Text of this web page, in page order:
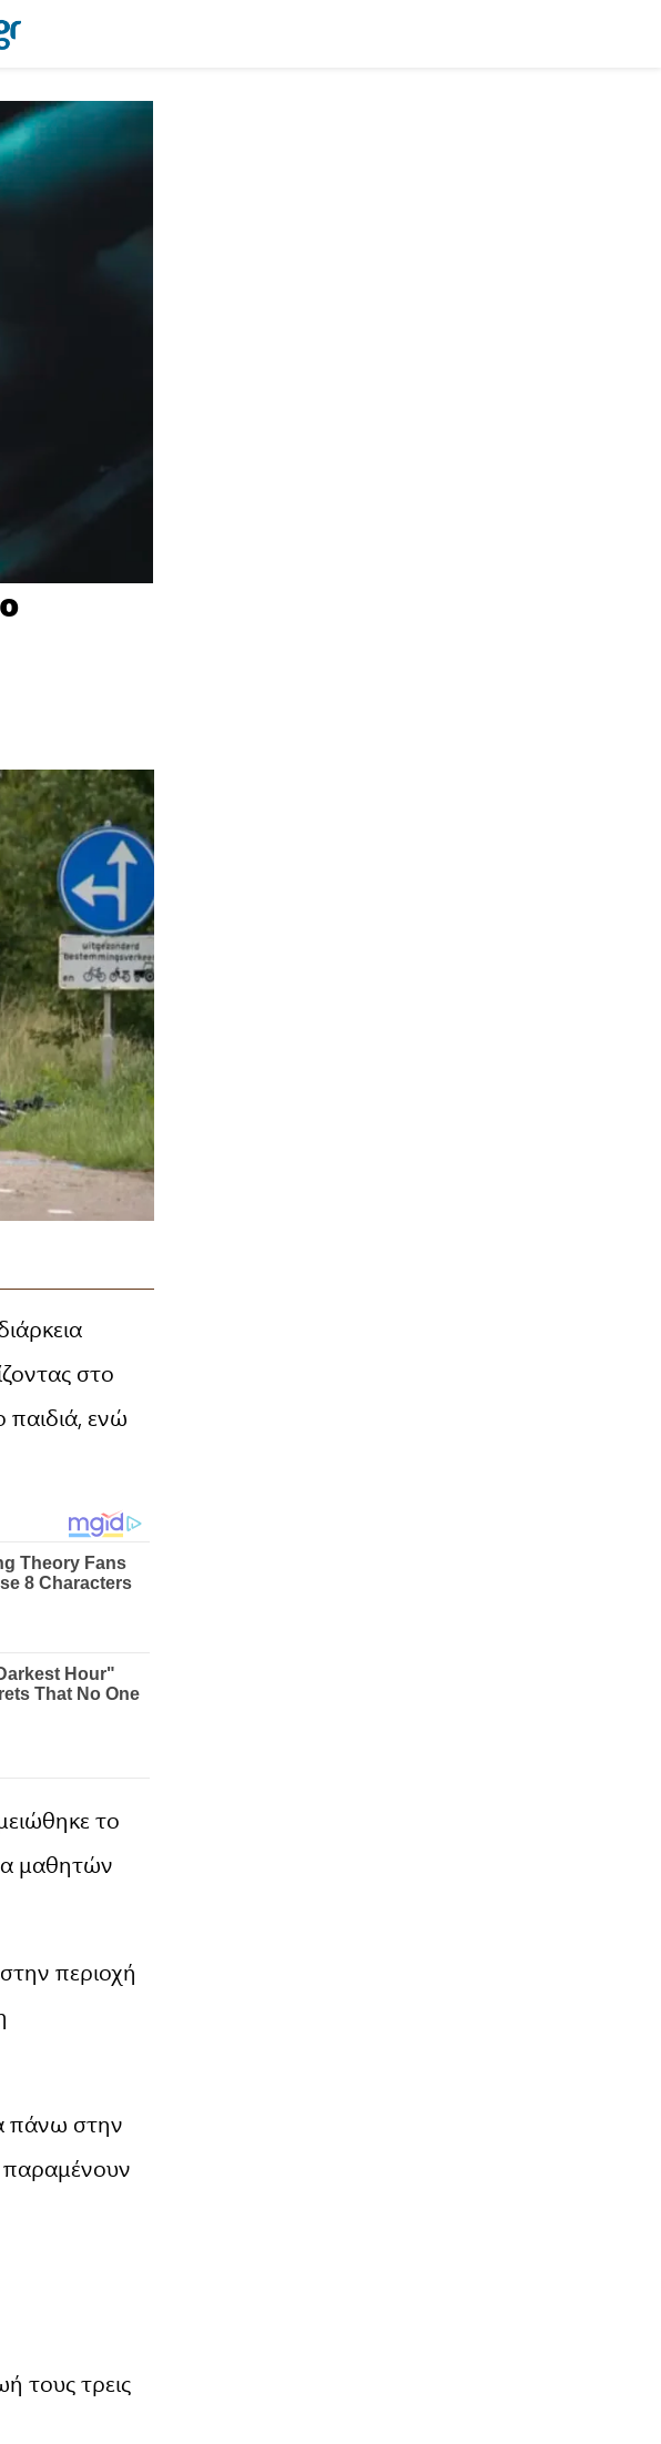
στο
ενώ
το
μαθητών
περιοχή
πάνω στην
τους τρεις